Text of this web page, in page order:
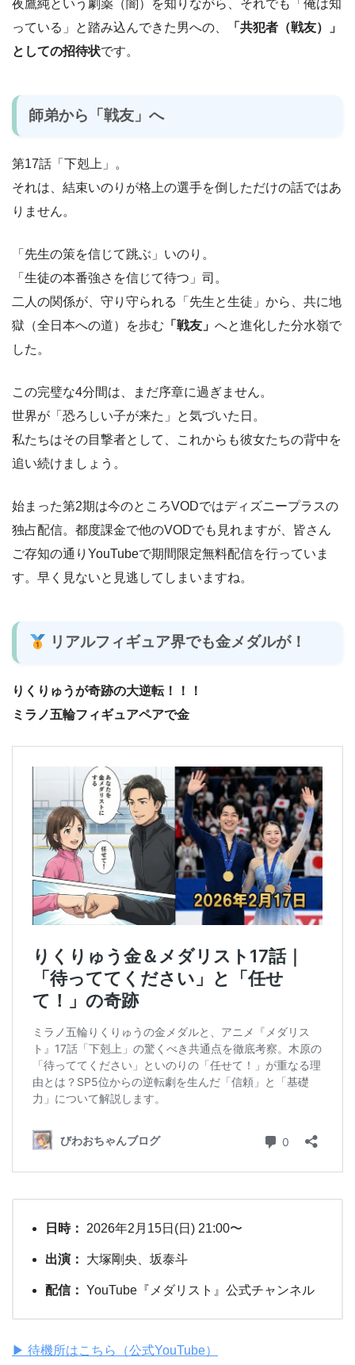
夜鷹純という劇薬（闇）を知りながら、それでも「俺は知
っている」と踏み込んできた男への、
「共犯者（戦友）」
としての招待状です。
師弟から「戦友」へ
第17話「下剋上」。
それは、結束いのりが格上の選手を倒しただけの話ではあ
りません。
「先生の策を信じて跳ぶ」いのり。
「生徒の本番強さを信じて待つ」司。
二人の関係が、守り守られる「先生と生徒」から、共に地
獄（全日本への道）を歩む 「戦友」 へと進化した分水嶺で
した。
この完璧な4分間は、まだ序章に過ぎません。
世界が「恐ろしい子が来た」と気づいた日。
私たちはその目撃者として、これからも彼女たちの背中を
追い続けましょう。
始まった第2期は今のところVODではディズニープラスの
独占配信。都度課金で他のVODでも見れますが、皆さん
ご存知の通りYouTubeで期間限定無料配信を行っていま
す。早く見ないと見逃してしまいますね。
リアルフィギュア界でも金メダルが！
りくりゅうが奇跡の大逆転！！！
ミラノ五輪フィギュアペアで金
日時： 2026年2月15日(日) 21:00〜
出演： 大塚剛央、坂泰斗
配信： YouTube『メダリスト』公式チャンネル
▶︎ 待機所はこちら（公式YouTube）